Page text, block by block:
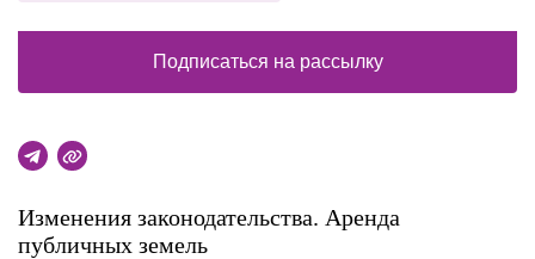
Изменения законодательства. Аренда
публичных земель
Подписаться на рассылку